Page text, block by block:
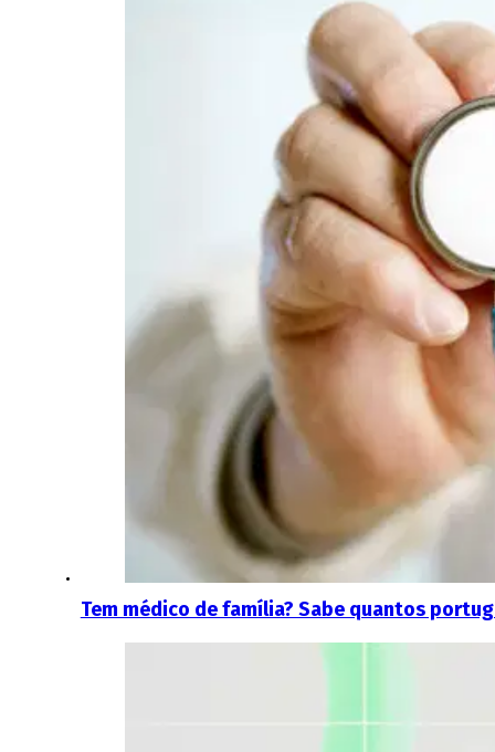
Tem médico de família? Sabe quantos